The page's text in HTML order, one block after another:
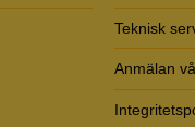
Teknisk
Anmälan